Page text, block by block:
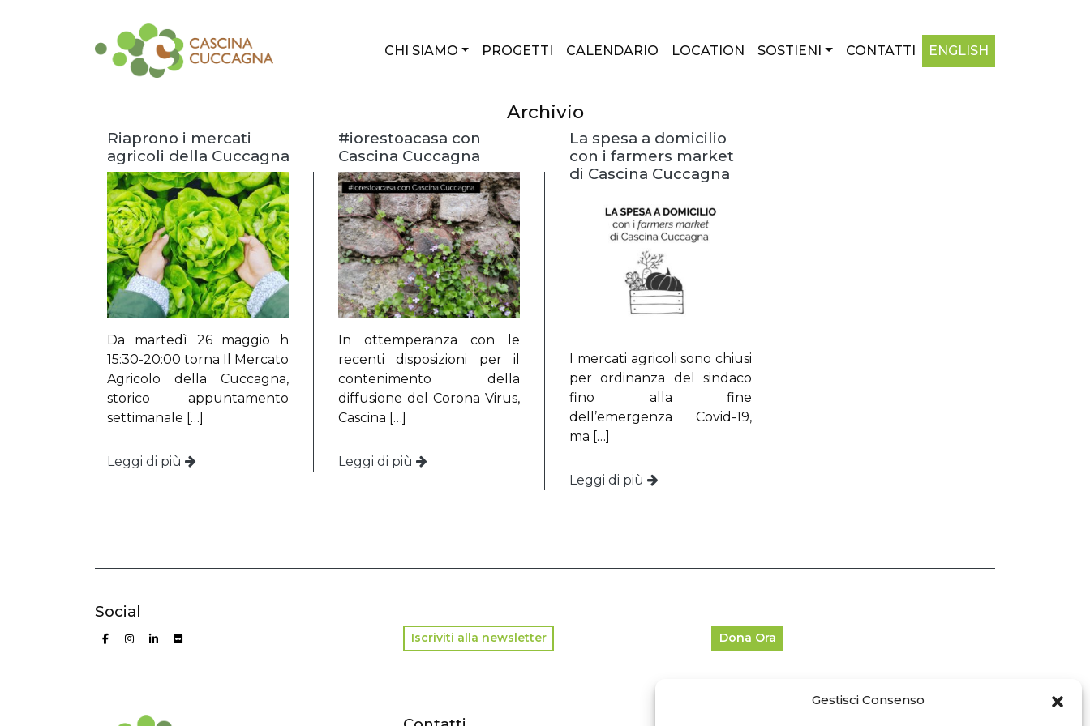
Gestisci Consenso
CHI SIAMO PROGETTI CALENDARIO LOCATION SOSTIENI CONTATTI ENGLISH
Archivio
Riaprono i mercati
agricoli della Cuccagna
Da martedì 26 maggio h
15:30-20:00 torna Il Mercato
Agricolo della Cuccagna,
storico appuntamento
settimanale […]
Leggi di più
#iorestoacasa con
Cascina Cuccagna
In ottemperanza con le
recenti disposizioni per il
contenimento della
diffusione del Corona Virus,
Cascina […]
Leggi di più
La spesa a domicilio
con i farmers market
di Cascina Cuccagna
I mercati agricoli sono chiusi
per ordinanza del sindaco
fino alla fine
dell’emergenza Covid-19,
ma […]
Leggi di più
Social
Iscriviti alla newsletter Dona Ora